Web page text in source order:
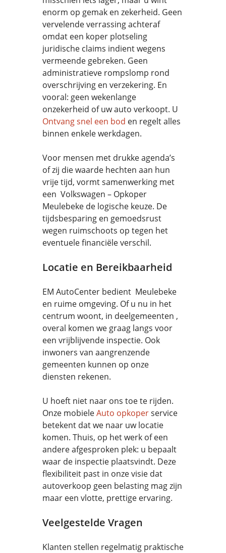
enorm op gemak en zekerheid. Geen
vervelende verrassing achteraf
omdat een koper plotseling
juridische claims indient wegens
vermeende gebreken. Geen
administratieve rompslomp rond
overschrijving en verzekering. En
vooral: geen wekenlange
onzekerheid of uw auto verkoopt. U
Ontvang snel een bod en regelt alles
binnen enkele werkdagen.
Voor mensen met drukke agenda’s
of zij die waarde hechten aan hun
vrije tijd, vormt samenwerking met
een Volkswagen – Opkoper
Meulebeke de logische keuze. De
tijdsbesparing en gemoedsrust
wegen ruimschoots op tegen het
eventuele financiële verschil.
Locatie en Bereikbaarheid
EM AutoCenter bedient Meulebeke
en ruime omgeving. Of u nu in het
centrum woont, in deelgemeenten ,
overal komen we graag langs voor
een vrijblijvende inspectie. Ook
inwoners van aangrenzende
gemeenten kunnen op onze
diensten rekenen.
U hoeft niet naar ons toe te rijden.
Onze mobieleAuto opkoperservice
betekent dat we naar uw locatie
komen. Thuis, op het werk of een
andere afgesproken plek: u bepaalt
waar de inspectie plaatsvindt. Deze
flexibiliteit past in onze visie dat
autoverkoop geen belasting mag zijn
maar een vlotte, prettige ervaring.
Veelgestelde Vragen
Klanten stellen regelmatig praktische